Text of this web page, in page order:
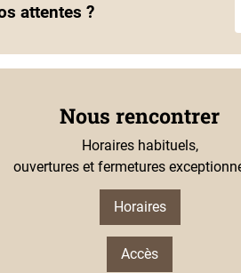
attentes ?
Nous rencontrer
Horaires habituels,
ouvertures et fermetures
Horaires
Accès